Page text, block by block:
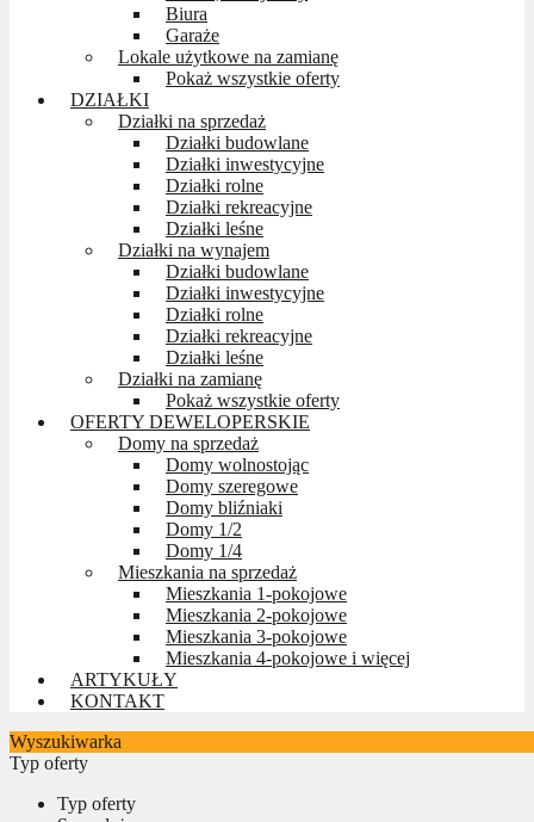
Biura
Garaże
Lokale użytkowe na zamianę
Pokaż wszystkie oferty
DZIAŁKI
Działki na sprzedaż
Działki budowlane
Działki inwestycyjne
Działki rolne
Działki rekreacyjne
Działki leśne
Działki na wynajem
Działki budowlane
Działki inwestycyjne
Działki rolne
Działki rekreacyjne
Działki leśne
Działki na zamianę
Pokaż wszystkie oferty
OFERTY DEWELOPERSKIE
Domy na sprzedaż
Domy wolnostojąc
Domy szeregowe
Domy bliźniaki
Domy 1/2
Domy 1/4
Mieszkania na sprzedaż
Mieszkania 1-pokojowe
Mieszkania 2-pokojowe
Mieszkania 3-pokojowe
Mieszkania 4-pokojowe i więcej
ARTYKUŁY
KONTAKT
Wyszukiwarka
Typ oferty
Typ oferty